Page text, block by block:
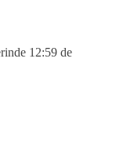
12:59 de